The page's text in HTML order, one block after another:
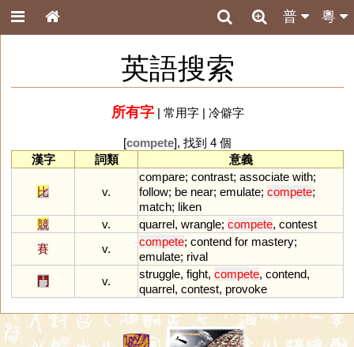
粵
普
英語搜索
所有字| 常用字| 冷僻字
[compete], 找到 4 個
漢字
詞類 意義
比 v.
compare; contrast; associate with;
follow; be near; emulate; compete;
match; liken
競
v. quarrel, wrangle; compete, contest
賽
v.
compete; contend for mastery;
emulate; rival
鬥
v.
struggle, fight, compete, contend,
quarrel, contest, provoke